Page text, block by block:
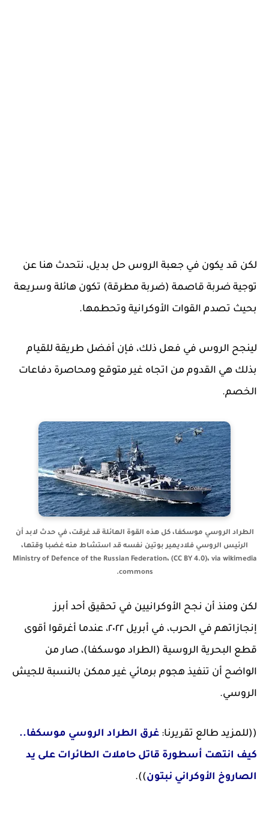
لكن قد يكون في جعبة الروس حل بديل، نتحدث هنا عن
توجية ضربة قاصمة (ضربة مطرقة) تكون هائلة وسريعة
بحيث تصدم القوات الأوكرانية وتحطمها.
لينجح الروس في فعل ذلك، فإن أفضل طريقة للقيام
بذلك هي القدوم من اتجاه غير متوقع ومحاصرة دفاعات
الخصم.
الطراد الروسي موسكفا، كل هذه القوة الهائلة قد غرقت، في حدث لابد أن
الرئيس الروسي فلاديمير بوتين نفسه قد استشاط منه غضبا وقتها،
Ministry of Defence of the Russian Federation، (CC BY 4.0)، via wikimedia
commons.
لكن ومنذ أن نجح الأوكرانيين في تحقيق أحد أبرز
إنجازاتهم في الحرب، في أبريل ٢٠٢٢، عندما أغرقوا أقوى
قطع البحرية الروسية (الطراد موسكفا)، صار من
الواضح أن تنفيذ هجوم برمائي غير ممكن بالنسبة للجيش
الروسي.
((للمزيد طالع تقريرنا: غرق الطراد الروسي موسكفا..
كيف انتهت أسطورة قاتل حاملات الطائرات على يد
الصاروخ الأوكراني نبتون)).